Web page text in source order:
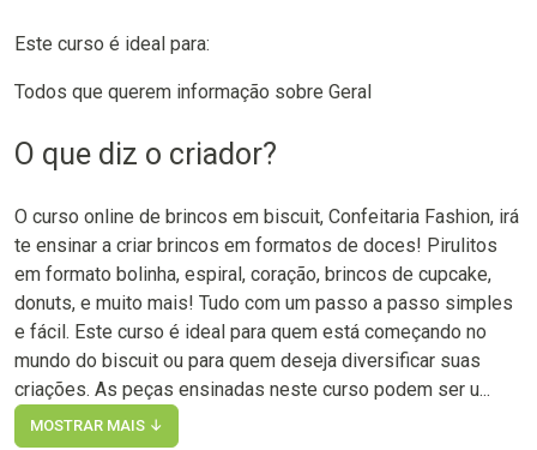
Este curso é ideal para:
Todos que querem informação sobre Geral
O que diz o criador?
O curso online de brincos em biscuit, Confeitaria Fashion, irá
te ensinar a criar brincos em formatos de doces! Pirulitos
em formato bolinha, espiral, coração, brincos de cupcake,
donuts, e muito mais! Tudo com um passo a passo simples
e fácil. Este curso é ideal para quem está começando no
mundo do biscuit ou para quem deseja diversificar suas
criações. As peças ensinadas neste curso podem ser u...
MOSTRAR MAIS ↓